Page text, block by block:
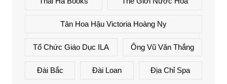
Tân Hoa Hậu Victoria Hoàng Ny
Tổ Chức Giáo Dục ILA Ông Vũ Văn Thắng
Đài Bắc Đài Loan Địa Chỉ Spa